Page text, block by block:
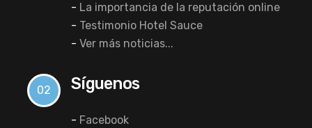
- La importancia de la reputación online
- Testimonio Hotel Sauce
- Ver más noticias...
02 Síguenos
- Facebook